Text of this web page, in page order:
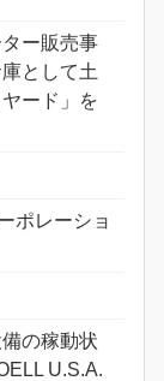
ー販売事
として土
ード」を
ポレーショ
の稼動状
U.S.A.